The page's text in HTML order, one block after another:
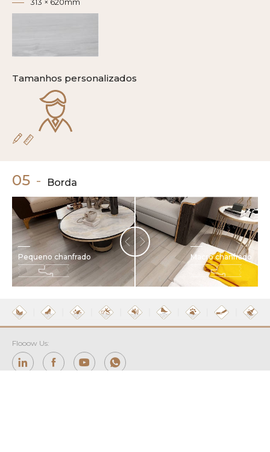
Tamanhos personalizados
05 - Borda
Macro chanfrado
Pequeno chanfrado
Flooow Us: